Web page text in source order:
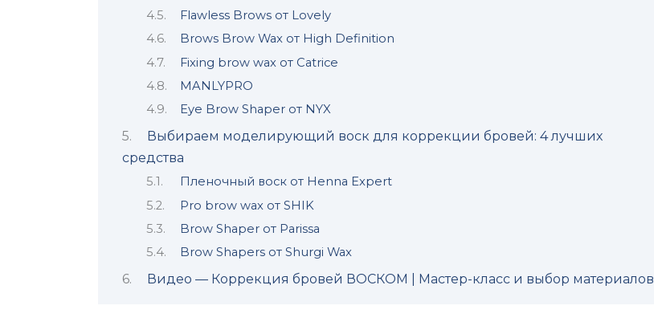
Flawless Brows от Lovely
Brows Brow Wax от High Definition
Fixing brow wax от Catrice
MANLYPRO
Eye Brow Shaper от NYX
Выбираем моделирующий воск для коррекции бровей: 4 лучших
средства
Пленочный воск от Henna Expert
Pro brow wax от SHIK
Brow Shaper от Parissa
Brow Shapers от Shurgi Wax
Видео — Коррекция бровей ВОСКОМ | Мастер-класс и выбор материалов